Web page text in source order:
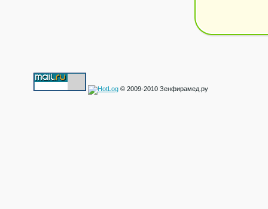
© 2009-2010 Зенфирамед.ру